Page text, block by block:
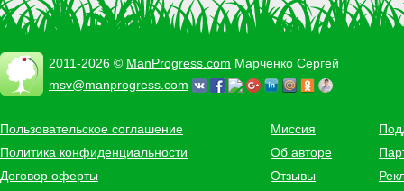
2011-2026 © ManProgress.com Марченко Сергей
msv@manprogress.com
Пользовательское соглашение
Политика конфиденциальности
Договор оферты
Миссия
Об авторе
Отзывы